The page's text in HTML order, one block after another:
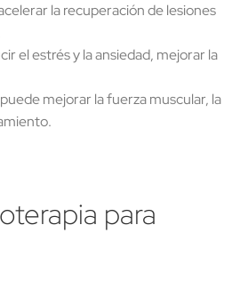
la recuperación de lesiones
el estrés y la ansiedad, mejorar la
mejorar la fuerza muscular, la
para